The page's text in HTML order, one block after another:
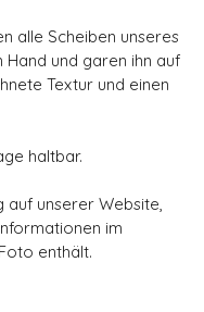
alle Scheiben unseres
und garen ihn auf
Textur und einen
haltbar.
unserer Website,
im
enthält.